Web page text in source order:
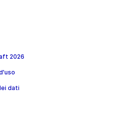
2026
dati